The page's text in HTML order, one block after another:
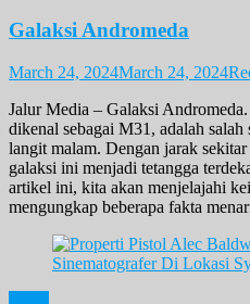
Galaksi Andromeda
March 24, 2024March 24, 2024
Jalur Media – Galaksi
dikenal sebagai M31, adalah
langit malam. Dengan jarak
galaksi ini menjadi tetangga
artikel ini, kita akan menjelajahi
mengungkap beberapa fakta